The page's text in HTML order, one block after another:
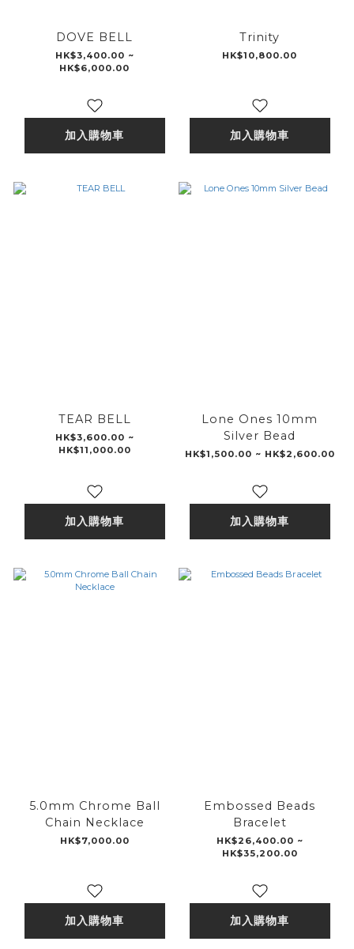
DOVE BELL
HK$3,400.00 ~
HK$6,000.00
加入購物車
Trinity
HK$10,800.00
加入購物車
TEAR BELL
HK$3,600.00 ~
HK$11,000.00
加入購物車
Lone Ones 10mm
Silver Bead
HK$1,500.00 ~ HK$2,600.00
加入購物車
5.0mm Chrome Ball
Chain Necklace
HK$7,000.00
加入購物車
Embossed Beads
Bracelet
HK$26,400.00 ~
HK$35,200.00
加入購物車